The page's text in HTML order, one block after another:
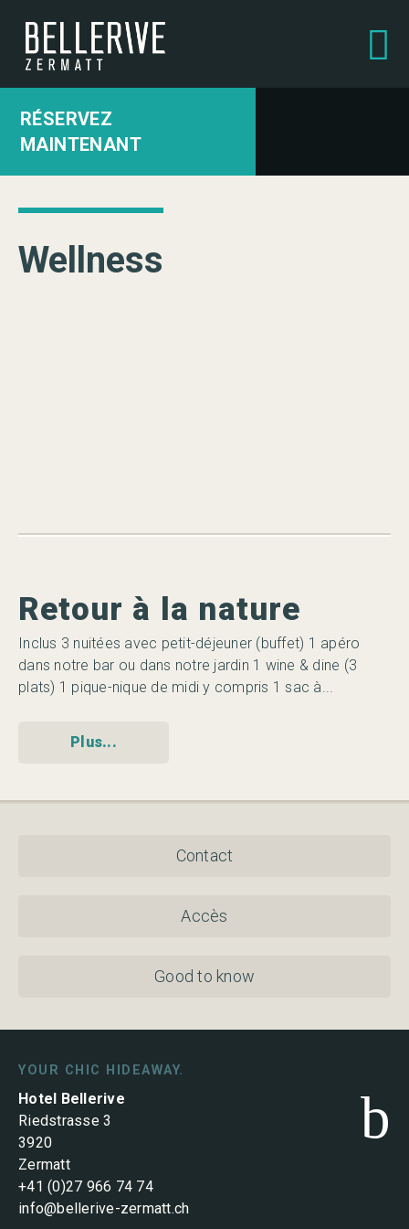
RÉSERVEZ
MAINTENANT
Wellness
Retour à la nature
Inclus 3 nuitées avec petit-déjeuner (buffet) 1 apéro
dans notre bar ou dans notre jardin 1 wine & dine (3
plats) 1 pique-nique de midi y compris 1 sac à...
Plus...
Contact
Accès
Good to know
YOUR CHIC HIDEAWAY.
b
Hotel Bellerive
Riedstrasse 3
3920
Zermatt
+41 (0)27 966 74 74
info@bellerive-zermatt.ch